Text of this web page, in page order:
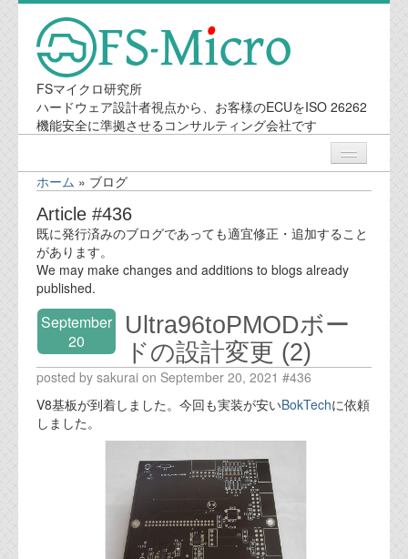
FSマイクロ研究所
ハードウェア設計者視点から、お客様のECUをISO 26262
機能安全に準拠させるコンサルティング会社です
ニュース
業務内容
会社案内
会社概要
代表ご挨拶
ホーム » ブログ
Article #436
既に発行済みのブログであっても適宜修正・追加すること
があります。
We may make changes and additions to blogs already
published.
September
20
Ultra96toPMODボー
ドの設計変更 (2)
posted by sakurai on September 20, 2021 #436
V8基板が到着しました。今回も実装が安いBokTechに依頼
しました。